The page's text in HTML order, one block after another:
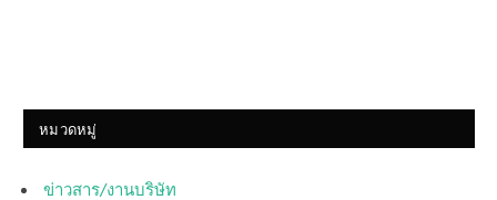
หมวดหมู่
ข่าวสาร/งานบริษัท